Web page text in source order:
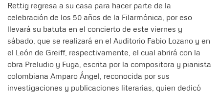
Rettig regresa a su casa para hacer parte de la
celebración de los 50 años de la Filarmónica, por eso
llevará su batuta en el concierto de este viernes y
sábado, que se realizará en el Auditorio Fabio Lozano y en
el León de Greiff, respectivamente, el cual abrirá con la
obra Preludio y Fuga, escrita por la compositora y pianista
colombiana Amparo Ángel, reconocida por sus
investigaciones y publicaciones literarias, quien dedicó